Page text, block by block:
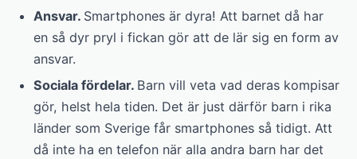
Ansvar. Smartphones är dyra! Att barnet då har
en så dyr pryl i fickan gör att de lär sig en form av
ansvar.
Sociala fördelar. Barn vill veta vad deras kompisar
gör, helst hela tiden. Det är just därför barn i rika
länder som Sverige får smartphones så tidigt. Att
då inte ha en telefon när alla andra barn har det